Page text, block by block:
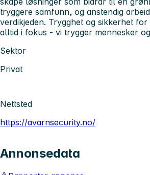
tryggere samfunn, og anstendig
verdikjeden. Trygghet og sikkerhet
alltid i fokus - vi trygger mennesker
Sektor
Privat
Nettsted
https://avarnsecurity.no/
Annonsedata